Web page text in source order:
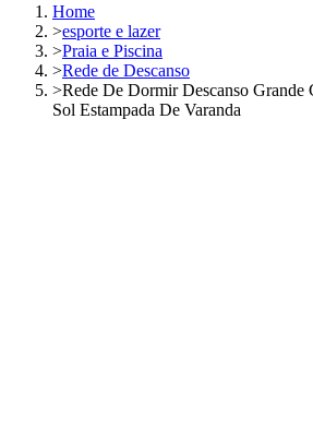
Home
>esporte e lazer
>Praia e Piscina
>Rede de Descanso
>Rede De Dormir Descanso Grande
Sol Estampada De Varanda